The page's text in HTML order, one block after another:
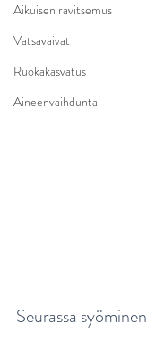
Aikuisen ravitsemus
Vatsavaivat
Ruokakasvatus
Aineenvaihdunta
Seurassa syöminen